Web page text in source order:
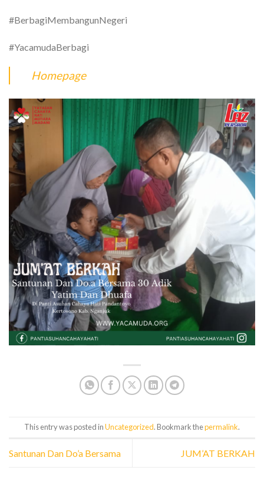
#BerbagiMembangunNegeri
#YacamudaBerbagi
Homepage
This entry was posted inUncategorized. Bookmark thepermalink.
Santunan Dan Do’a Bersama JUM’AT BERKAH